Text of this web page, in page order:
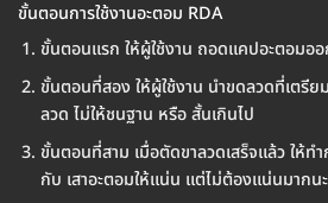
ขั้นตอนการใช้งานอะตอม RDA
ขั้นตอนแรก ให้ผู้ใช้งาน ถอดแคปอะตอมอ
ขั้นตอนที่สอง ให้ผู้ใช้งาน นำขดลวดที่เตรีย
ลวด ไม่ให้ชนฐาน หรือ สั้นเกินไป
ขั้นตอนที่สาม เมื่อตัดขาลวดเสร็จแล้ว ให้ท
กับ เสาอะตอมให้แน่น แต่ไม่ต้องแน่นมากน